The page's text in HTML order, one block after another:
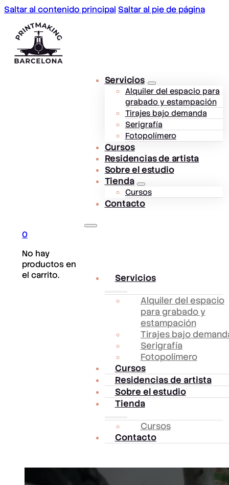
Saltar al contenido principal Saltar al pie de página
0
No hay
productos en
el carrito.
Servicios
Alquiler del espacio para
grabado y estampación
Tirajes bajo demanda
Serigrafía
Fotopolímero
Cursos
Residencias de artista
Sobre el estudio
Tienda
Cursos
Contacto
Servicios
Alquiler del espacio
para grabado y
estampación
Tirajes bajo
Serigrafía
Fotopolímero
Cursos
Residencias de artista
Sobre el estudio
Tienda
Cursos
Contacto